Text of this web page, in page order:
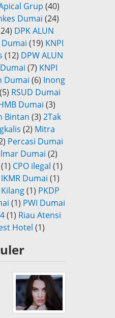
Grup (40)
Dumai (24)
DPK ALUN
(19) KNPI
(12) DPW ALUN
(7) KNPI
Dumai (6) Inong
(5) RSUD Dumai
Dumai (3)
Bintan (3) 2Tak
(2) Mitra
Percasi Dumai
Dumai (2)
(1) CPO ilegal (1)
IKMR Dumai (1)
(1) PKDP
(1) PWI Dumai
(1) Riau Atensi
Hotel (1)